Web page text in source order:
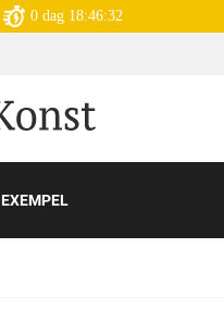
0 dag 18:46:31
EXEMPEL